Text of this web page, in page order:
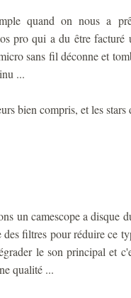
quand on nous a
pro qui a du être facturé
sans fil déconne et
...
bien compris, et les stars
un camescope a disque
filtres pour réduire ce
le son principal et
qualité ...